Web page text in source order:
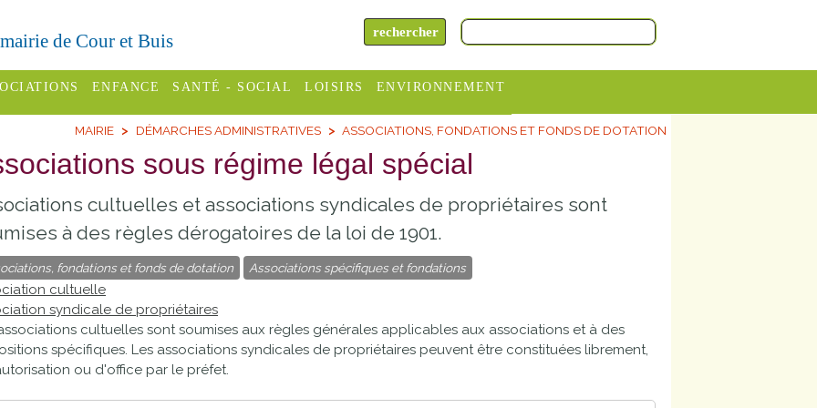
de Cour et Buis
Varèze
des
ENFANCE
Assistantes
maternelles
Relais
assistante
maternelle
enfance
Etablissements
SANTÉ - SOCIAL
Centres
sociaux
ADMR
CCAS
Départemental
Le SSIAD
des Trois
LOISIRS
Campings
Offices
Piscines
d'activité
ENVIRONNEMENT
Horaires
Déchèteries
Redevance
incitative
SITCOM
MAIRIE DÉMARCHES ADMINISTRATIVES ASSOCIATIONS, FONDATIONS ET FONDS DE DOTATION
sous régime légal spécial
cultuelles et associations syndicales de propriétaires sont
à des règles dérogatoires de la loi de 1901.
fondations et fonds de dotation Associations spécifiques et fondations
cultuelle
syndicale de propriétaires
cultuelles sont soumises aux règles générales applicables aux associations et à des
spécifiques. Les associations syndicales de propriétaires peuvent être constituées librement,
ou d'office par le préfet.